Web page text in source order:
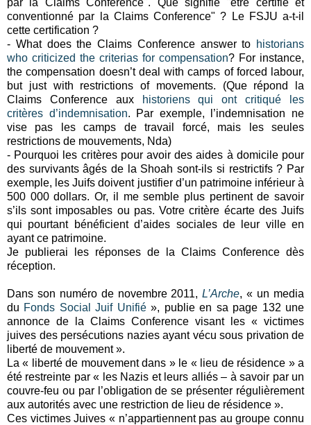
conventionné par la Claims Conference" ? Le FSJU a-t-il
cette certification ?
- What does the Claims Conference answer to historians
who criticized the criterias for compensation? For instance,
the compensation doesn’t deal with camps of forced labour,
but just with restrictions of movements. (Que répond la
Claims Conference aux
historiens qui ont critiqué les
critères d’indemnisation. Par exemple, l’indemnisation ne
vise pas les camps de travail forcé, mais les seules
restrictions de mouvements, Nda)
- Pourquoi les critères pour avoir des aides à domicile pour
des survivants âgés de la Shoah sont-ils si restrictifs ? Par
exemple, les Juifs doivent justifier d’un patrimoine inférieur à
500 000 dollars. Or, il me semble plus pertinent de savoir
s’ils sont imposables ou pas. Votre critère écarte des Juifs
qui pourtant bénéficient d’aides sociales de leur ville en
ayant ce patrimoine.
Je publierai les réponses de la Claims Conference dès
réception.
Dans son numéro de novembre 2011,L’Arche,« un media
du Fonds Social Juif Unifié», publie en sa page 132 une
annonce de la Claims Conference visant les « victimes
juives des persécutions nazies ayant vécu sous privation de
liberté de mouvement ».
La « liberté de mouvement dans » le « lieu de résidence » a
été restreinte par « les Nazis et leurs alliés – à savoir par un
couvre-feu ou par l’obligation de se présenter régulièrement
aux autorités avec une restriction de lieu de résidence ».
Ces victimes Juives « n’appartiennent pas au groupe connu